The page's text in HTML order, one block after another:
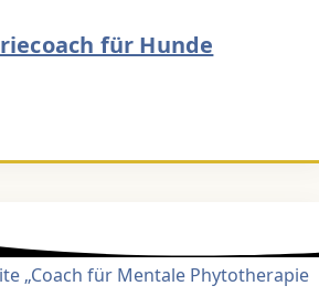
für Hunde